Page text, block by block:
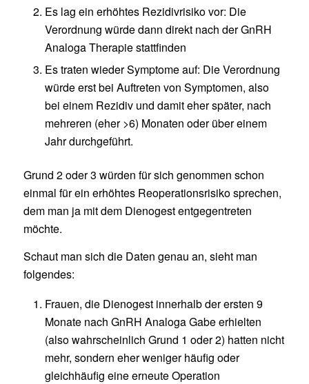
Es lag ein erhöhtes Rezidivrisiko vor: Die
Verordnung würde dann direkt nach der GnRH
Analoga Therapie stattfinden
Es traten wieder Symptome auf: Die Verordnung
würde erst bei Auftreten von Symptomen, also
bei einem Rezidiv und damit eher später, nach
mehreren (eher >6) Monaten oder über einem
Jahr durchgeführt.
Grund 2 oder 3 würden für sich genommen schon
einmal für ein erhöhtes Reoperationsrisiko sprechen,
dem man ja mit dem Dienogest entgegentreten
möchte.
Schaut man sich die Daten genau an, sieht man
folgendes:
Frauen, die Dienogest innerhalb der ersten 9
Monate nach GnRH Analoga Gabe erhielten
(also wahrscheinlich Grund 1 oder 2) hatten nicht
mehr, sondern eher weniger häufig oder
gleichhäufig eine erneute Operation